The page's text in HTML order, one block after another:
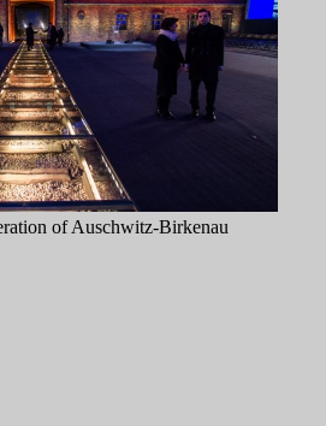
of Auschwitz-Birkenau